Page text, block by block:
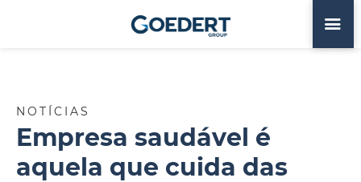
NOTÍCIAS
Empresa saudável é
aquela que cuida das